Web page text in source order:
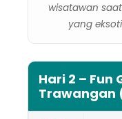
wisatawan
yang
Hari 2 – Fun
Trawangan